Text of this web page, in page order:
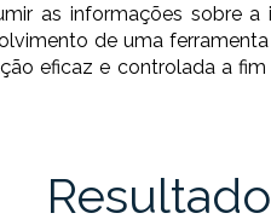
as informações sobre
de uma
eficaz e controlada a